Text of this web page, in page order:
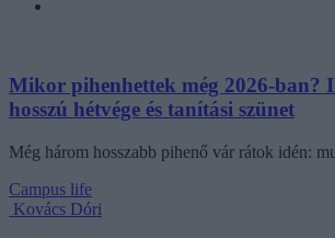
Mikor pihenhettek még 2026-ban?
hosszú hétvége és tanítási szünet
Még három hosszabb pihenő vár rátok idén:
Campus life
Kovács Dóri